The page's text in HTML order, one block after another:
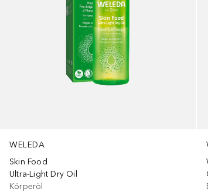
WELEDA
Skin Food
Ultra-Light Dry Oil
Körperöl